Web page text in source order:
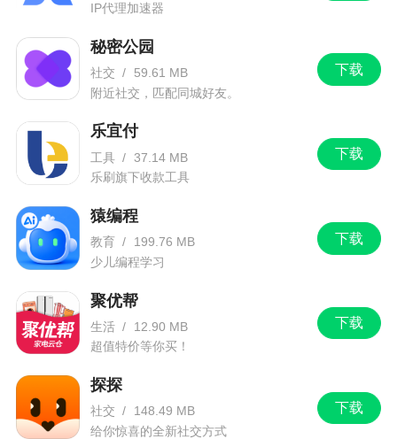
IP代理加速器
下载
秘密公园
社交 /
59.61 MB
附近社交，匹配同城好友。
下载
乐宜付
工具 / 37.14 MB
乐刷旗下收款工具
下载
猿编程
教育 /
199.76 MB
少儿编程学习
下载
聚优帮
生活 /
12.90 MB
超值特价等你买！
下载
探探
社交 /
148.49 MB
给你惊喜的全新社交方式